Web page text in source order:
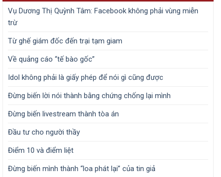
Vụ Dương Thị Quỳnh Tâm: Facebook không phải vùng miễn
trừ
Từ ghế giám đốc đến trại tạm giam
Về quảng cáo “tế bào gốc”
Idol không phải là giấy phép để nói gì cũng được
Đừng biến lời nói thành bằng chứng chống lại mình
Đừng biến livestream thành tòa án
Đầu tư cho người thầy
Điểm 10 và điểm liệt
Đừng biến mình thành “loa phát lại” của tin giả